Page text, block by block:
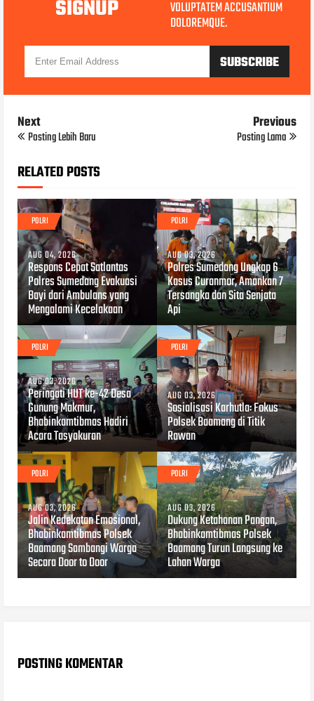
SIGNUP VOLUPTATEM ACCUSANTIUM
DOLOREMQUE.
Next
Posting Lebih Baru
Previous
Posting Lama
RELATED POSTS
POLRI
AUG 04, 2026
Respons Cepat Satlantas
Polres Sumedang Evakuasi
Bayi dari Ambulans yang
Mengalami Kecelakaan
POLRI
AUG 03, 2026
Polres Sumedang Ungkap 6
Kasus Curanmor, Amankan 7
Tersangka dan Sita Senjata
Api
POLRI
AUG 03, 2026
Peringati HUT ke-42 Desa
Gunung Makmur,
Bhabinkamtibmas Hadiri
Acara Tasyakuran
POLRI
AUG 03, 2026
Sosialisasi Karhutla: Fokus
Polsek Baamang di Titik
Rawan
POLRI
AUG 03, 2026
Jalin Kedekatan Emosional,
Bhabinkamtibmas Polsek
Baamang Sambangi Warga
Secara Door to Door
POLRI
AUG 03, 2026
Dukung Ketahanan Pangan,
Bhabinkamtibmas Polsek
Baamang Turun Langsung ke
Lahan Warga
POSTING KOMENTAR